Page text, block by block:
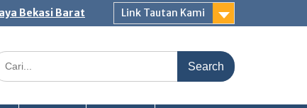
Bekasi Barat Link Tautan Kami